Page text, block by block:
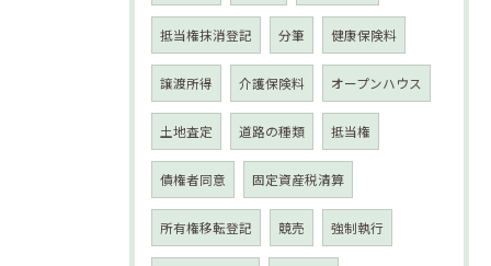
抵当権抹消登記 分筆 健康保険料
譲渡所得 介護保険料 オープンハウス
土地査定 道路の種類 抵当権
債権者同意 固定資産税清算
所有権移転登記 競売 強制執行